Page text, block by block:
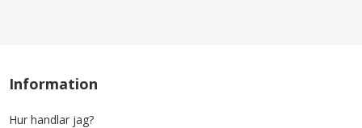
Information
Hur handlar jag?